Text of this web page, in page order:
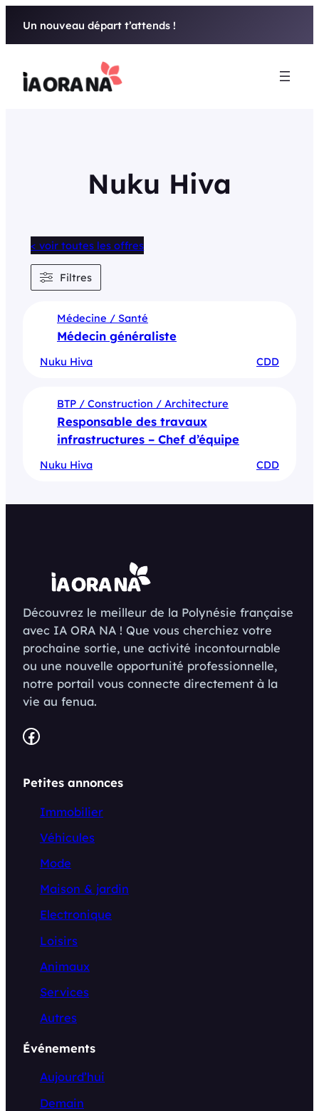
Un nouveau départ t’attends !
Nuku Hiva
Médecine / Santé
Médecin généraliste
Nuku Hiva CDD
BTP / Construction / Architecture
Responsable des travaux
infrastructures – Chef d’équipe
Nuku Hiva CDD
< voir toutes les offres
Filtres
Découvrez le meilleur de la Polynésie française
avec IA ORA NA ! Que vous cherchiez votre
prochaine sortie, une activité incontournable
ou une nouvelle opportunité professionnelle,
notre portail vous connecte directement à la
vie au fenua.
Facebook
Petites annonces
Immobilier
Véhicules
Mode
Maison & jardin
Electronique
Loisirs
Animaux
Services
Autres
Événements
Aujourd’hui
Demain